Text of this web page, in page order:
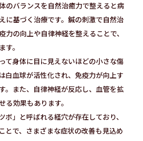
のバランスを自然治癒力で整えると病
に基づく治療です。鍼の刺激で自然治
力の向上や自律神経を整えることで、
す。
て身体に目に見えないほどの小さな傷
白血球が活性化され、免疫力が向上す
。また、自律神経が反応し、血管を拡
る効果もあります。
ボ」と呼ばれる経穴が存在しており、
とで、さまざまな症状の改善も見込め